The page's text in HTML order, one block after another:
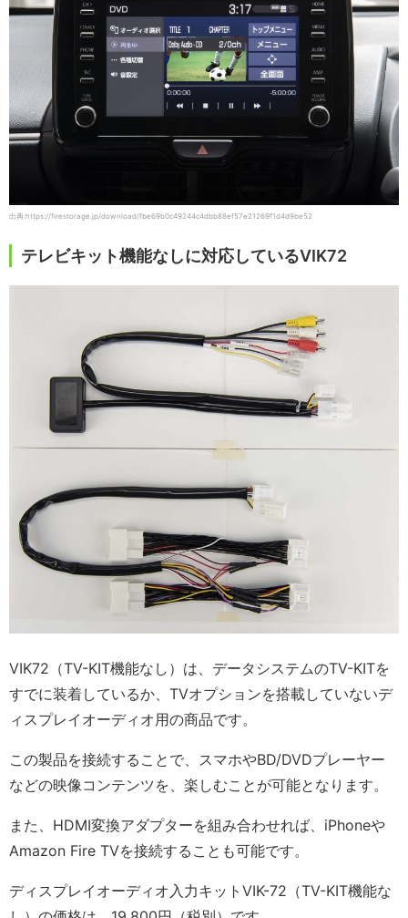
出典:https://firestorage.jp/download/fbe69b0c49244c4dbb88ef57e21269f1d4d9be52
テレビキット機能なしに対応しているVIK72
VIK72（TV-KIT機能なし）は、データシステムのTV-KITを
すでに装着しているか、TVオプションを搭載していないデ
ィスプレイオーディオ用の商品です。
この製品を接続することで、スマホやBD/DVDプレーヤー
などの映像コンテンツを、楽しむことが可能となります。
また、HDMI変換アダプターを組み合わせれば、iPhoneや
Amazon Fire TVを接続することも可能です。
ディスプレイオーディオ入力キットVIK-72（TV-KIT機能な